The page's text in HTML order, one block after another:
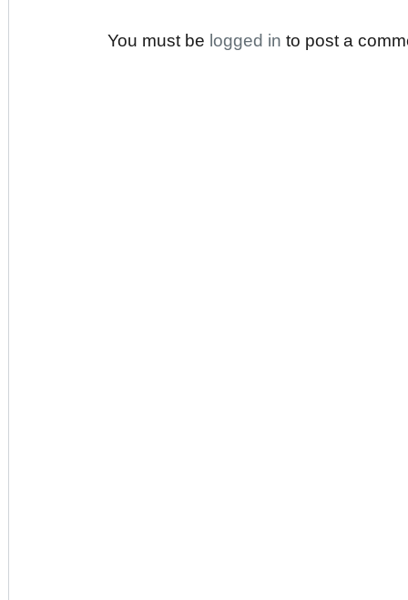
You must be logged in to post a